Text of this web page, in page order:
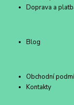
Doprava a
Blog
Obchodní
Kontakty